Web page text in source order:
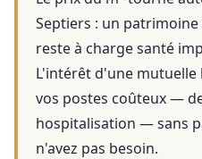
Septiers : un
reste à charge santé
L'intérêt d'une mutuelle
vos postes coûteux —
hospitalisation — sans
n'avez pas besoin.